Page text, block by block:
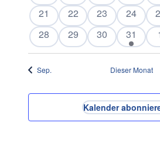
Veranstaltungen
Veranstaltungen
0
Veranstaltungen
21
0
Veranstaltungen
22
0
23
0
24
0
0
Veranstaltungen
28
0
Veranstaltungen
29
0
30
1
31
Sep. Dieser Monat
Kalender